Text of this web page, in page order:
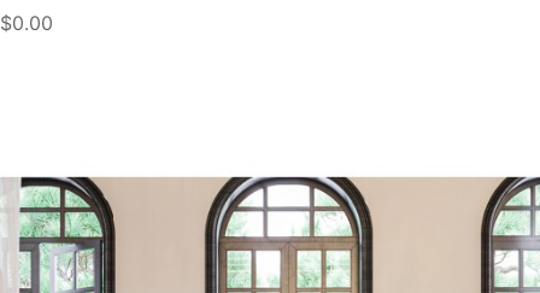
$0.00